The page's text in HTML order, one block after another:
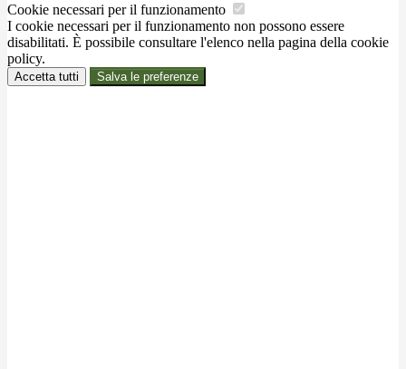
Cookie necessari per il funzionamento
I cookie necessari per il funzionamento non possono essere
disabilitati. È possibile consultare l'elenco nella pagina della cookie
policy.
Accetta tutti Salva le preferenze